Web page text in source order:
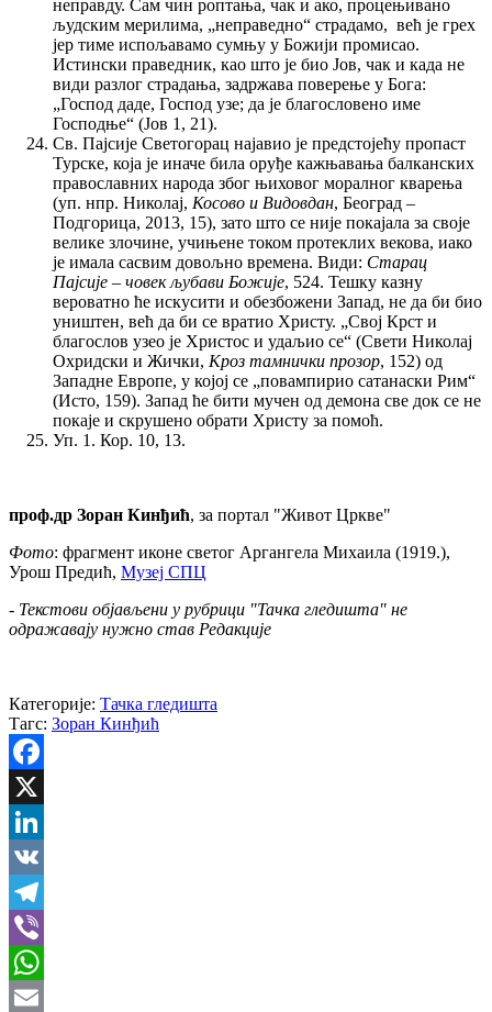
неправду. Сам чин роптања, чак и ако, процењивано
људским мерилима, „неправедно“ страдамо, већ је грех
јер тиме испољавамо сумњу у Божији промисао.
Истински праведник, као што је био Јов, чак и када не
види разлог страдања, задржава поверење у Бога:
„Господ даде, Господ узе; да је благословено име
Господње“ (Јов 1, 21).
Св. Пајсије Светогорац најавио је предстојећу пропаст
Турске, која је иначе била оруђе кажњавања балканских
православних народа због њиховог моралног кварења
(уп. нпр. Николај, Косово и Видовдан, Београд –
Подгорица, 2013, 15), зато што се није покајала за своје
велике злочине, учињене током протеклих векова, иако
је имала сасвим довољно времена. Види: Старац
Пајсије – човек љубави Божије, 524. Тешку казну
вероватно ће искусити и обезбожени Запад, не да би био
уништен, већ да би се вратио Христу. „Свој Крст и
благослов узео је Христос и удаљио се“ (Свети Николај
Охридски и Жички, Кроз тамнички прозор, 152) од
Западне Европе, у којој се „повампирио сатанаски Рим“
(Исто, 159). Запад ће бити мучен од демона све док се не
покаје и скрушено обрати Христу за помоћ.
Уп. 1. Кор. 10, 13.
проф.др Зоран Кинђић, за портал "Живот Цркве"
Фото: фрагмент иконе светог Аргангела Михаила (1919.),
Урош Предић, Музеј СПЦ
- Текстови објављени у рубрици "Тачка гледишта" не
одражавају нужно став Редакције
Категорије: Тачка гледишта
Тагс: Зоран Кинђић
Facebook
X
LinkedIn
VK
Telegram
Viber
WhatsApp